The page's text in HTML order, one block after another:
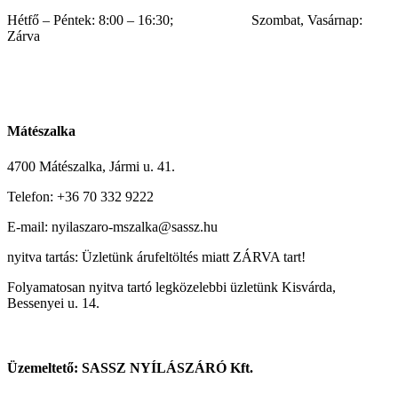
Hétfő – Péntek: 8:00 – 16:30; Szombat, Vasárnap:
Zárva
Mátészalka
4700 Mátészalka, Jármi u. 41.
Telefon: +36 70 332 9222
E-mail: nyilaszaro-mszalka@sassz.hu
nyitva tartás: Üzletünk árufeltöltés miatt ZÁRVA tart!
Folyamatosan nyitva tartó legközelebbi üzletünk Kisvárda,
Bessenyei u. 14.
Üzemeltető: SASSZ NYÍLÁSZÁRÓ Kft.